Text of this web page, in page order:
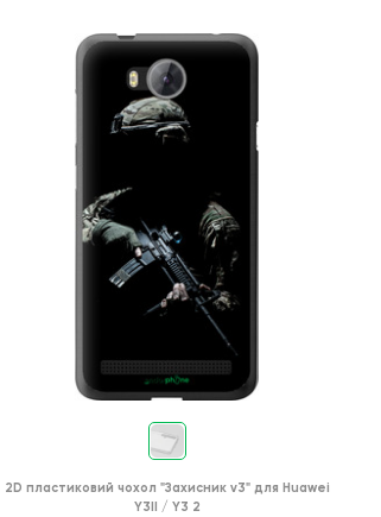
2D пластиковий чохол "Захисник v3" для Huawei
Y3II / Y3 2